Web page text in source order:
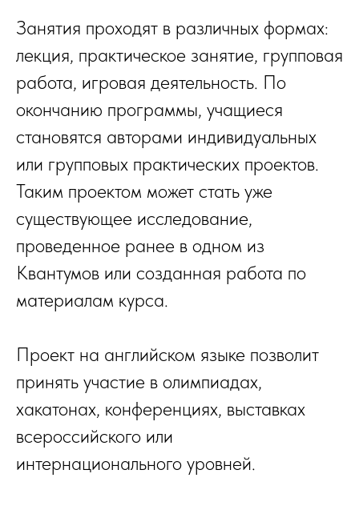
Занятия проходят в различных формах:
лекция, практическое занятие, групповая
работа, игровая деятельность. По
окончанию программы, учащиеся
становятся авторами индивидуальных
или групповых практических проектов.
Таким проектом может стать уже
существующее исследование,
проведенное ранее в одном из
Квантумов или созданная работа по
материалам курса.
Проект на английском языке позволит
принять участие в олимпиадах,
хакатонах, конференциях, выставках
всероссийского или
интернационального уровней.